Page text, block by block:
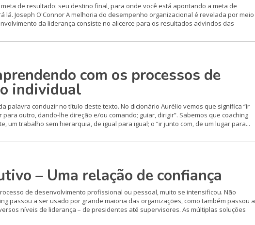
de resultado: seu destino final, para onde você está apontando a meta de
lá. Joseph O'Connor A melhoria do desempenho organizacional é revelada por meio
da liderança consiste no alicerce para os resultados advindos das
com os processos de
individual
palavra conduzir no título deste texto. No dicionário Aurélio vemos que significa “ir
para outro, dando-lhe direção e/ou comando; guiar, dirigir”. Sabemos que coaching
um trabalho sem hierarquia, de igual para igual; o “ir junto com, de um lugar para...
– Uma relação de confiança
de desenvolvimento profissional ou pessoal, muito se intensificou. Não
passou a ser usado por grande maioria das organizações, como também passou a
níveis de liderança – de presidentes até supervisores. As múltiplas soluções